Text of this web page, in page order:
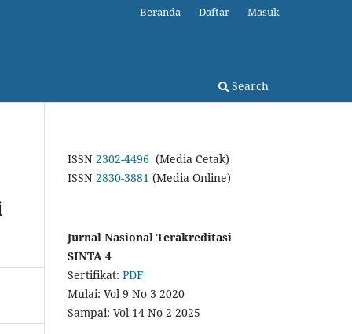
Search
Beranda Daftar Masuk
ISSN 2302-4496 (Media Cetak)
ISSN 2830-3881 (Media Online)
Jurnal Nasional Terakreditasi
SINTA 4
Sertifikat: PDF
Mulai: Vol 9 No 3 2020
Sampai: Vol 14 No 2 2025